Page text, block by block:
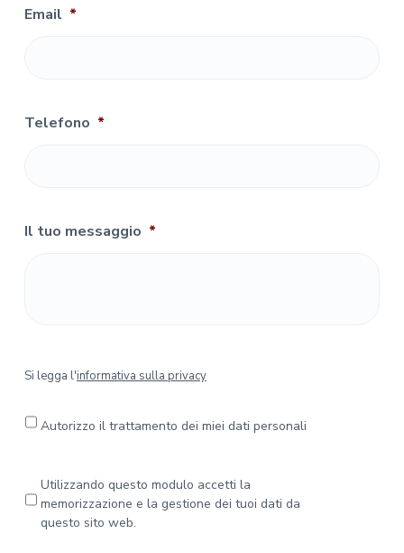
Email *
Telefono *
Il tuo messaggio *
S
e
l
Si legga l'informativa sulla privacy
Autorizzo il trattamento dei miei dati personali
r
Utilizzando questo modulo accetti la
memorizzazione e la gestione dei tuoi dati da
questo sito web.